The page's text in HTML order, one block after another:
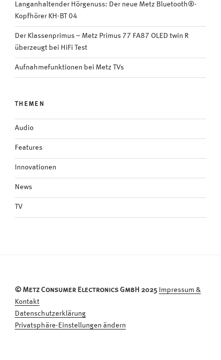
Langanhaltender Hörgenuss: Der neue Metz Bluetooth®-
Kopfhörer KH-BT 04
Der Klassenprimus – Metz Primus 77 FA87 OLED twin R
überzeugt bei HiFi Test
Aufnahmefunktionen bei Metz TVs
THEMEN
Audio
Features
Innovationen
News
TV
© Metz Consumer Electronics GmbH 2025 Impressum &
Kontakt
Datenschutzerklärung
Privatsphäre-Einstellungen ändern